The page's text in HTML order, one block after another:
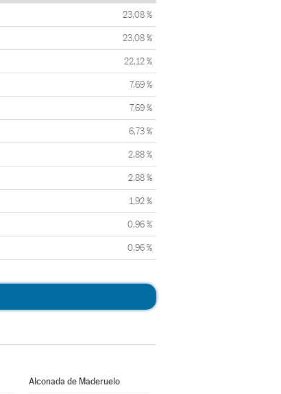
23,08 %
23,08 %
22,12 %
7,69 %
7,69 %
6,73 %
2,88 %
2,88 %
1,92 %
0,96 %
0,96 %
Alconada de Maderuelo